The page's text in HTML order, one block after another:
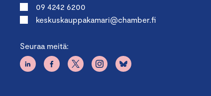
09 4242 6200
keskuskauppakamari@chamber.fi
Seuraa meitä: